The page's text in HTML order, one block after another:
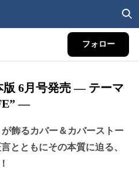
フォロー
版 6月号発売 ― テーマ
―
飾るカバー＆カバーストー
とともにその本質に迫る、